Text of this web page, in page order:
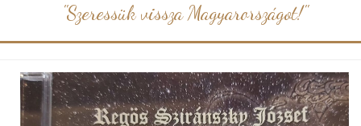
"Szeressük vissza Magyarországot!"